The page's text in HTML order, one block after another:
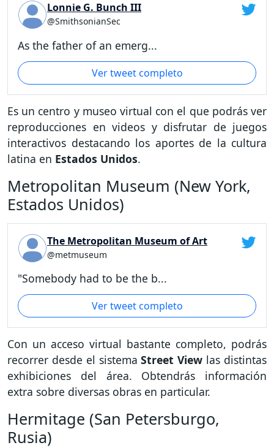
Lonnie G. Bunch III
@SmithsonianSec
As the father of an emerg...
Ver tweet completo
Es un centro y museo virtual con el que podrás ver
reproducciones en videos y disfrutar de juegos
interactivos destacando los aportes de la cultura
latina en Estados Unidos.
Metropolitan Museum (New York,
Estados Unidos)
The Metropolitan Museum of Art
@metmuseum
"Somebody had to be the b...
Ver tweet completo
Con un acceso virtual bastante completo, podrás
recorrer desde el sistemaStreet View las distintas
exhibiciones del área. Obtendrás información
extra sobre diversas obras en particular.
Hermitage (San Petersburgo,
Rusia)